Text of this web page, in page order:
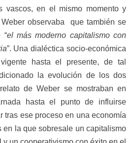
vascos, en el mismo momento y
observaba que también se
“el más moderno capitalismo con
”. Una dialéctica socio-económica
hasta el presente, de tal
la evolución de los dos
de Weber se mostraban en
hasta el punto de influirse
tras ese proceso en una economía
en la que sobresale un capitalismo